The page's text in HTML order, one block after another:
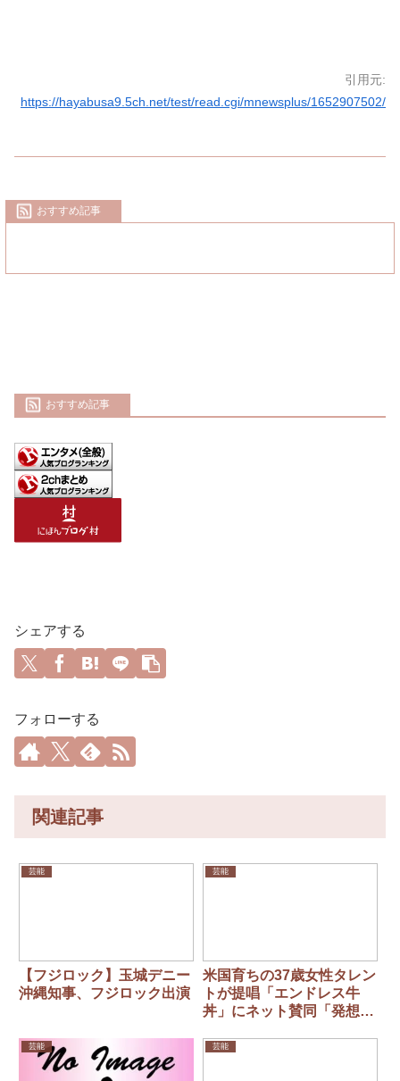
引用元:
https://hayabusa9.5ch.net/test/read.cgi/mnewsplus/1652907502/
おすすめ記事
おすすめ記事
シェアする
フォローする
関連記事
芸能
【フジロック】玉城デニー
沖縄知事、フジロック出演
芸能
米国育ちの37歳女性タレン
トが提唱「エンドレス牛
丼」にネット賛同「発想な
芸能 芸能